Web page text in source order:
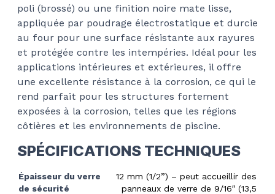
poli (brossé) ou une finition noire mate lisse,
appliquée par poudrage électrostatique et durcie
au four pour une surface résistante aux rayures
et protégée contre les intempéries. Idéal pour les
applications intérieures et extérieures, il offre
une excellente résistance à la corrosion, ce qui le
rend parfait pour les structures fortement
exposées à la corrosion, telles que les régions
côtières et les environnements de piscine.
SPÉCIFICATIONS TECHNIQUES
Épaisseur du verre
de sécurité
12 mm (1/2”) – peut accueillir des
panneaux de verre de 9/16″ (13,5